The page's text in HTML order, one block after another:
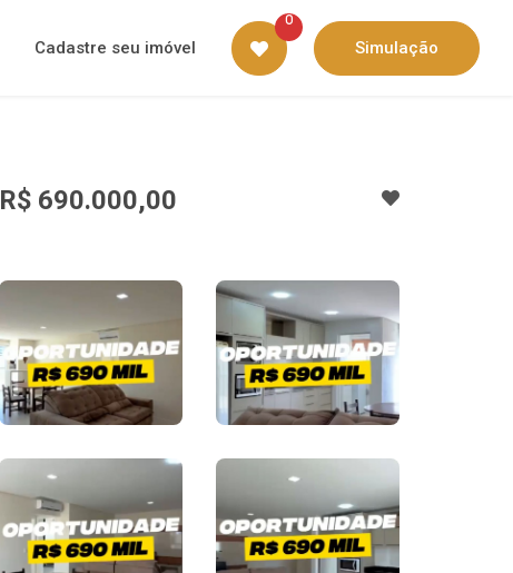
Cadastre seu imóvel
0
Simulação
R$ 690.000,00